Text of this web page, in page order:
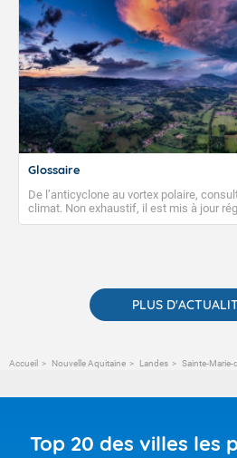
Glossaire
De l’anticyclone au vortex polaire,
climat. Non exhaustif, il est mis à jour
publications. Vous y trouverez
PLUS
Accueil Nouvelle Aquitaine Landes Sainte-Marie-
Top 20 des villes les